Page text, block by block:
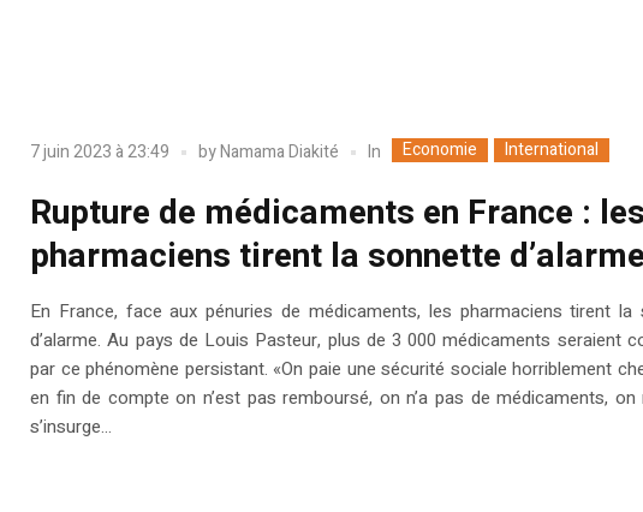
7 juin 2023 à 23:49 byNamama Diakité In Economie International
Rupture de médicaments en France : les
pharmaciens tirent la sonnette d’alarme
En France, face aux pénuries de médicaments, les pharmaciens tirent la
d’alarme. Au pays de Louis Pasteur, plus de 3 000 médicaments seraient
par ce phénomène persistant. «On paie une sécurité sociale horriblement
en fin de compte on n’est pas remboursé, on n’a pas de médicaments, on
s’insurge...